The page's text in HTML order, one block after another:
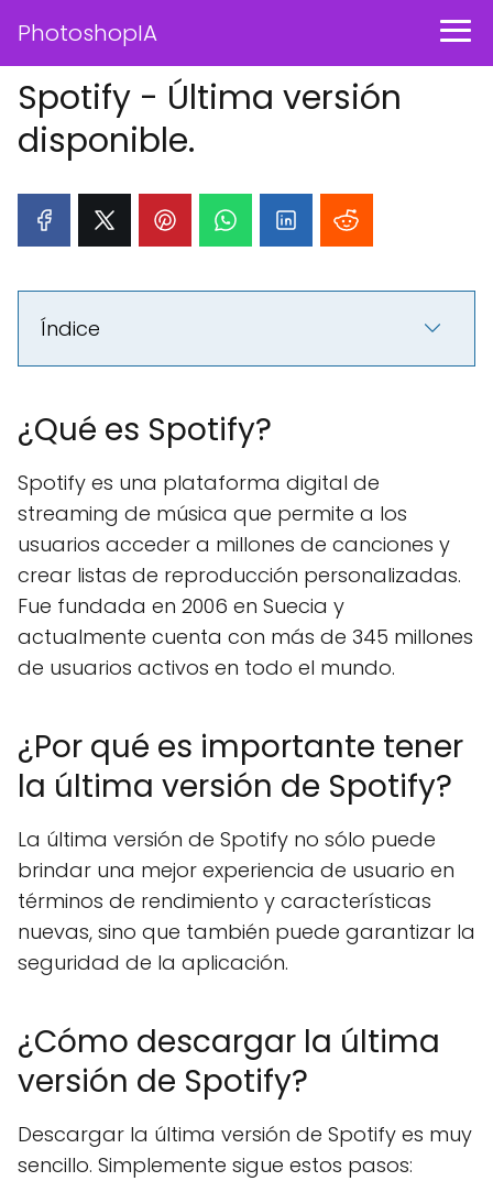
PhotoshopIA
Spotify - Última versión
disponible.
Índice
¿Qué es Spotify?
Spotify es una plataforma digital de
streaming de música que permite a los
usuarios acceder a millones de canciones y
crear listas de reproducción personalizadas.
Fue fundada en 2006 en Suecia y
actualmente cuenta con más de 345 millones
de usuarios activos en todo el mundo.
¿Por qué es importante tener
la última versión de Spotify?
La última versión de Spotify no sólo puede
brindar una mejor experiencia de usuario en
términos de rendimiento y características
nuevas, sino que también puede garantizar la
seguridad de la aplicación.
¿Cómo descargar la última
versión de Spotify?
Descargar la última versión de Spotify es muy
sencillo. Simplemente sigue estos pasos: